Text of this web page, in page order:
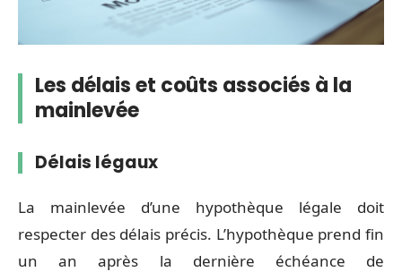
Les délais et coûts associés à la
mainlevée
Délais légaux
La mainlevée d’une hypothèque légale doit
respecter des délais précis. L’hypothèque prend fin
un an après la dernière échéance de